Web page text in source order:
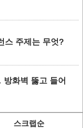
스 주제는 무엇?
화벽 뚫고 들어
스크랩순